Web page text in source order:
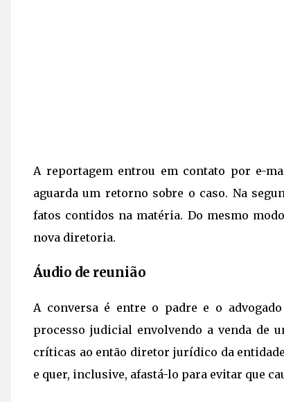
A reportagem entrou em contato por e-
aguarda um retorno sobre o caso. Na
fatos contidos na matéria. Do mesmo
nova diretoria.
Áudio de reunião
A conversa é entre o padre e o
processo judicial envolvendo a venda de
críticas ao então diretor jurídico da
e quer, inclusive, afastá-lo para evitar que